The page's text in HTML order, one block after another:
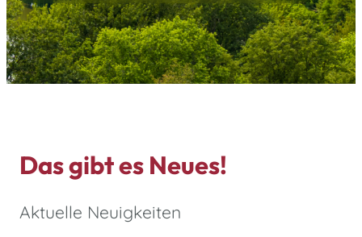
Das gibt es Neues!
Aktuelle Neuigkeiten